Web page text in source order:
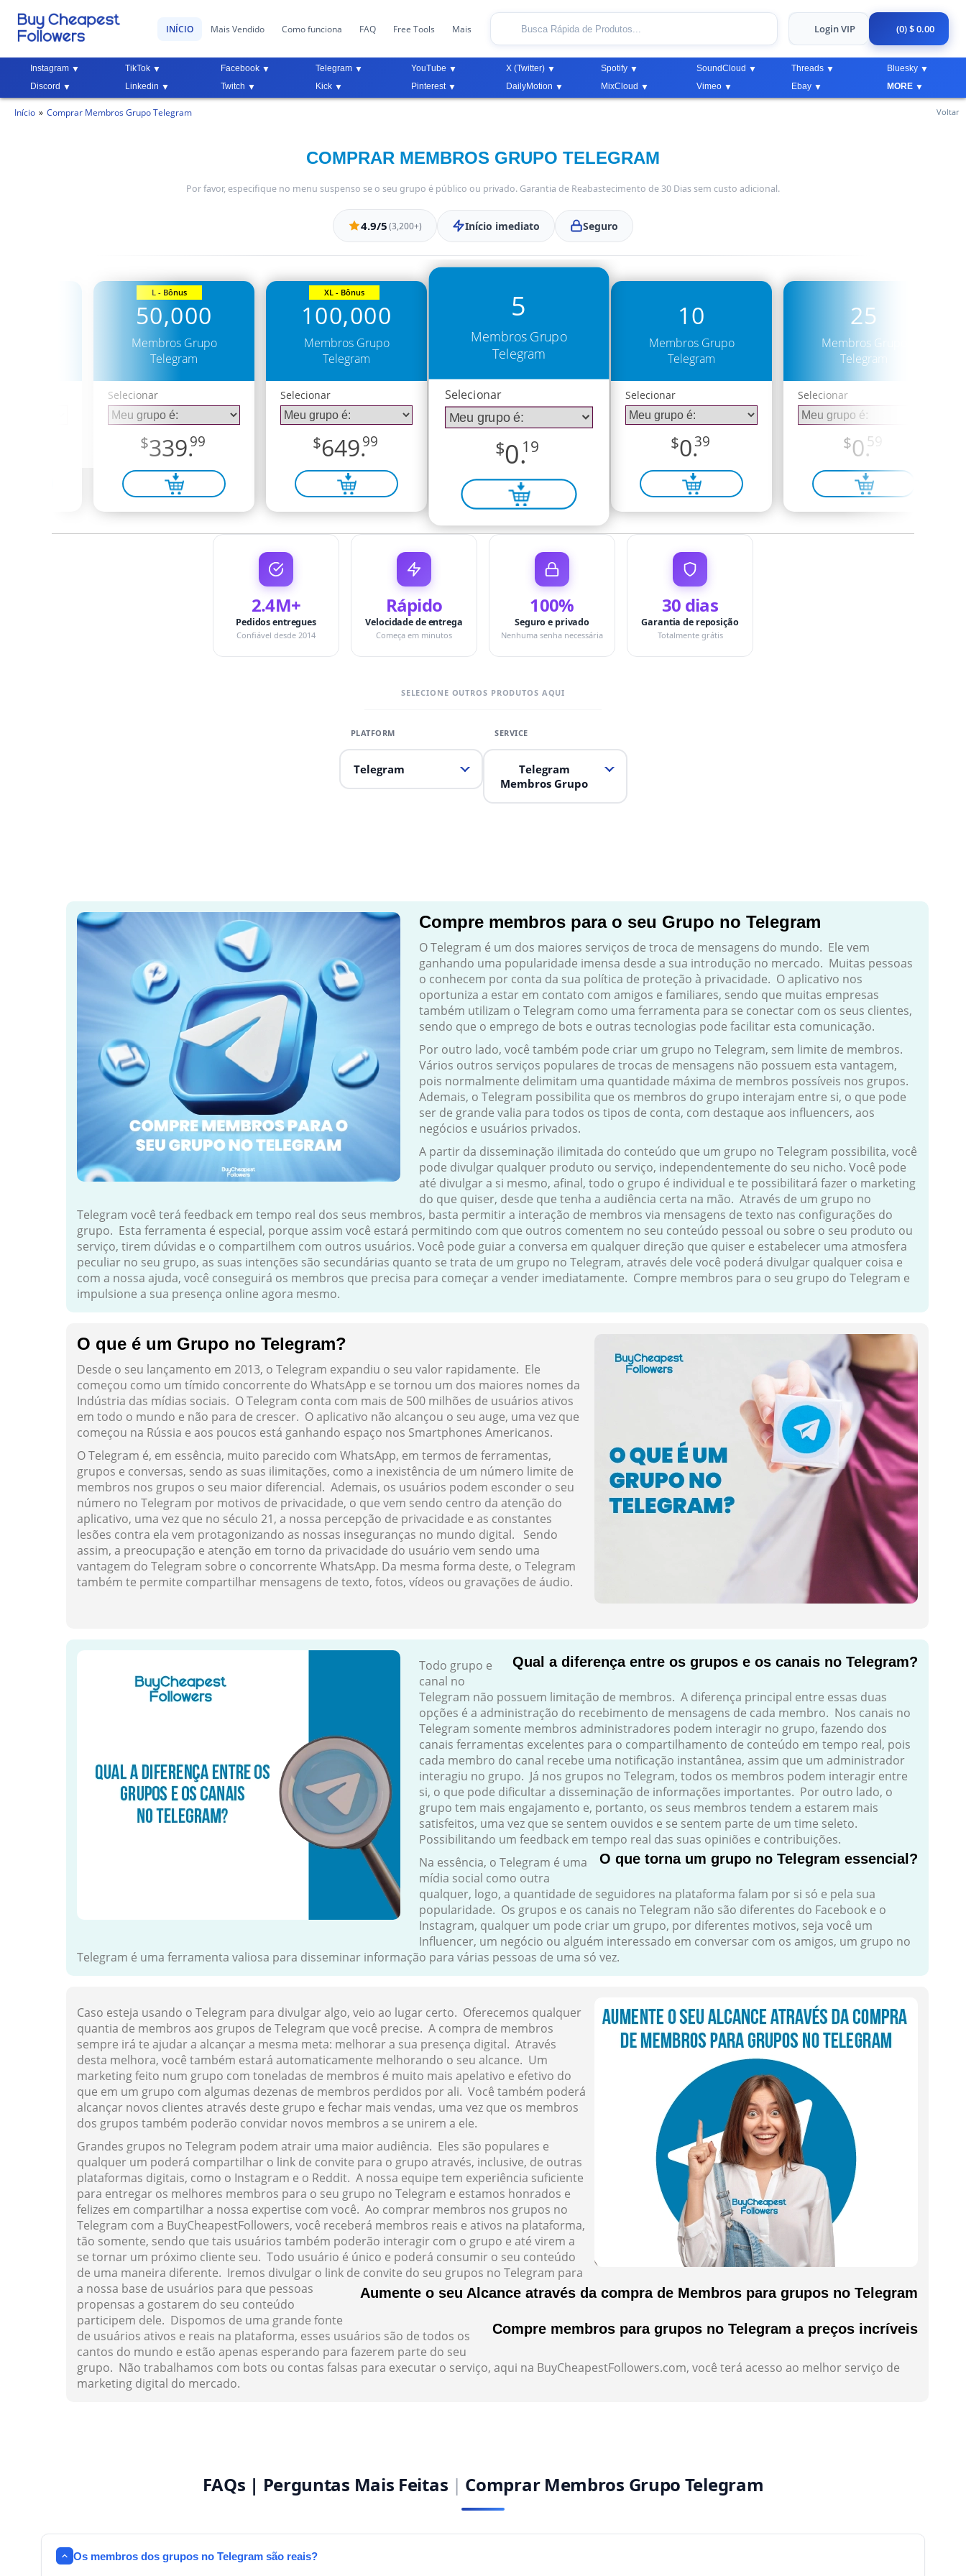
INÍCIO Mais Vendido Como funciona FAQ Free Tools Mais Login VIP (0) $ 0.00
Instagram TikTok Facebook Telegram YouTube X (Twitter) Spotify SoundCloud Threads
Bluesky
Discord
Linkedin Twitch Kick Pinterest DailyMotion MixCloud Vimeo Ebay MORE
Início Comprar Membros Grupo Telegram Voltar
COMPRAR MEMBROS GRUPO TELEGRAM
Por favor, especifique no menu suspenso se o seu grupo é público ou privado. Garantia de Reabastecimento de 30 Dias sem custo adicional.
4.9/5(3,200+) Início imediato Seguro
L - Bônus
50,000
Membros Grupo
Telegram
Selecionar
$339.99
XL - Bônus
100,000
Membros Grupo
Telegram
Selecionar
$649.99
5
Membros Grupo
Telegram
Selecionar
$0.19
10
Membros Grupo
Telegram
Selecionar
$0.39
25
Membros Grupo
Telegram
Selecionar
$0.59
2.4M+
Pedidos entregues
Confiável desde 2014
Rápido
Velocidade de entrega
Começa em minutos
100%
Seguro e privado
Nenhuma senha necessária
30 dias
Garantia de reposição
Totalmente grátis
SELECIONE OUTROS PRODUTOS AQUI
Telegram
Telegram
Membros Grupo
Compre membros para o seu Grupo no Telegram
O Telegram é um dos maiores serviços de troca de mensagens do mundo. Ele vem
ganhando uma popularidade imensa desde a sua introdução no mercado. Muitas pessoas
o conhecem por conta da sua política de proteção à privacidade. O aplicativo nos
oportuniza a estar em contato com amigos e familiares, sendo que muitas empresas
também utilizam o Telegram como uma ferramenta para se conectar com os seus clientes,
sendo que o emprego de bots e outras tecnologias pode facilitar esta comunicação.
Por outro lado, você também pode criar um grupo no Telegram, sem limite de membros.
Vários outros serviços populares de trocas de mensagens não possuem esta vantagem,
pois normalmente delimitam uma quantidade máxima de membros possíveis nos grupos.
Ademais, o Telegram possibilita que os membros do grupo interajam entre si, o que pode
ser de grande valia para todos os tipos de conta, com destaque aos influencers, aos
negócios e usuários privados.
A partir da disseminação ilimitada do conteúdo que um grupo no Telegram possibilita, você
pode divulgar qualquer produto ou serviço, independentemente do seu nicho. Você pode
até divulgar a si mesmo, afinal, todo o grupo é individual e te possibilitará fazer o marketing
do que quiser, desde que tenha a audiência certa na mão. Através de um grupo no
Telegram você terá feedback em tempo real dos seus membros, basta permitir a interação de membros via mensagens de texto nas configurações do
grupo. Esta ferramenta é especial, porque assim você estará permitindo com que outros comentem no seu conteúdo pessoal ou sobre o seu produto ou
serviço, tirem dúvidas e o compartilhem com outros usuários. Você pode guiar a conversa em qualquer direção que quiser e estabelecer uma atmosfera
peculiar no seu grupo, as suas intenções são secundárias quanto se trata de um grupo no Telegram, através dele você poderá divulgar qualquer coisa e
com a nossa ajuda, você conseguirá os membros que precisa para começar a vender imediatamente. Compre membros para o seu grupo do Telegram e
impulsione a sua presença online agora mesmo.
O que é um Grupo no Telegram?
Desde o seu lançamento em 2013, o Telegram expandiu o seu valor rapidamente. Ele
começou como um tímido concorrente do WhatsApp e se tornou um dos maiores nomes da
Indústria das mídias sociais. O Telegram conta com mais de 500 milhões de usuários ativos
em todo o mundo e não para de crescer. O aplicativo não alcançou o seu auge, uma vez que
começou na Rússia e aos poucos está ganhando espaço nos Smartphones Americanos.
O Telegram é, em essência, muito parecido com WhatsApp, em termos de ferramentas,
grupos e conversas, sendo as suas ilimitações, como a inexistência de um número limite de
membros nos grupos o seu maior diferencial. Ademais, os usuários podem esconder o seu
número no Telegram por motivos de privacidade, o que vem sendo centro da atenção do
aplicativo, uma vez que no século 21, a nossa percepção de privacidade e as constantes
lesões contra ela vem protagonizando as nossas inseguranças no mundo digital. Sendo
assim, a preocupação e atenção em torno da privacidade do usuário vem sendo uma
vantagem do Telegram sobre o concorrente WhatsApp. Da mesma forma deste, o Telegram
também te permite compartilhar mensagens de texto, fotos, vídeos ou gravações de áudio.
Qual a diferença entre os grupos e os canais no Telegram?
Todo grupo e
canal no
Telegram não possuem limitação de membros. A diferença principal entre essas duas
opções é a administração do recebimento de mensagens de cada membro. Nos canais no
Telegram somente membros administradores podem interagir no grupo, fazendo dos
canais ferramentas excelentes para o compartilhamento de conteúdo em tempo real, pois
cada membro do canal recebe uma notificação instantânea, assim que um administrador
interagiu no grupo. Já nos grupos no Telegram, todos os membros podem interagir entre
si, o que pode dificultar a disseminação de informações importantes. Por outro lado, o
grupo tem mais engajamento e, portanto, os seus membros tendem a estarem mais
satisfeitos, uma vez que se sentem ouvidos e se sentem parte de um time seleto.
Possibilitando um feedback em tempo real das suas opiniões e contribuições.
O que torna um grupo no Telegram essencial?
Na essência, o Telegram é uma
mídia social como outra
qualquer, logo, a quantidade de seguidores na plataforma falam por si só e pela sua
popularidade. Os grupos e os canais no Telegram não são diferentes do Facebook e o
Instagram, qualquer um pode criar um grupo, por diferentes motivos, seja você um
Influencer, um negócio ou alguém interessado em conversar com os amigos, um grupo no
Telegram é uma ferramenta valiosa para disseminar informação para várias pessoas de uma só vez.
Aumente o seu Alcance através da compra de Membros para grupos no Telegram
Caso esteja usando o Telegram para divulgar algo, veio ao lugar certo. Oferecemos qualquer
quantia de membros aos grupos de Telegram que você precise. A compra de membros
sempre irá te ajudar a alcançar a mesma meta: melhorar a sua presença digital. Através
desta melhora, você também estará automaticamente melhorando o seu alcance. Um
marketing feito num grupo com toneladas de membros é muito mais apelativo e efetivo do
que em um grupo com algumas dezenas de membros perdidos por ali. Você também poderá
alcançar novos clientes através deste grupo e fechar mais vendas, uma vez que os membros
dos grupos também poderão convidar novos membros a se unirem a ele.
Compre membros para grupos no Telegram a preços incríveis
Grandes grupos no Telegram podem atrair uma maior audiência. Eles são populares e
qualquer um poderá compartilhar o link de convite para o grupo através, inclusive, de outras
plataformas digitais, como o Instagram e o Reddit. A nossa equipe tem experiência suficiente
para entregar os melhores membros para o seu grupo no Telegram e estamos honrados e
felizes em compartilhar a nossa expertise com você. Ao comprar membros nos grupos no
Telegram com a BuyCheapestFollowers, você receberá membros reais e ativos na plataforma,
tão somente, sendo que tais usuários também poderão interagir com o grupo e até virem a
se tornar um próximo cliente seu. Todo usuário é único e poderá consumir o seu conteúdo
de uma maneira diferente. Iremos divulgar o link de convite do seu grupos no Telegram para
a nossa base de usuários para que pessoas
propensas a gostarem do seu conteúdo
participem dele. Dispomos de uma grande fonte
de usuários ativos e reais na plataforma, esses usuários são de todos os
cantos do mundo e estão apenas esperando para fazerem parte do seu
grupo. Não trabalhamos com bots ou contas falsas para executar o serviço, aqui na BuyCheapestFollowers.com, você terá acesso ao melhor serviço de
marketing digital do mercado.
FAQs | Perguntas Mais Feitas | Comprar Membros Grupo Telegram
Os membros dos grupos no Telegram são reais?